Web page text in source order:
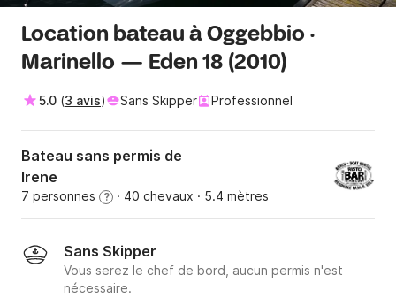
Location bateau à Oggebbio ·
Marinello — Eden 18 (2010)
5.0 (3 avis) Sans Skipper Professionnel
Bateau sans permis de
Irene
7 personnes ? · 40 chevaux · 5.4 mètres
Sans Skipper
Vous serez le chef de bord, aucun permis n'est
nécessaire.